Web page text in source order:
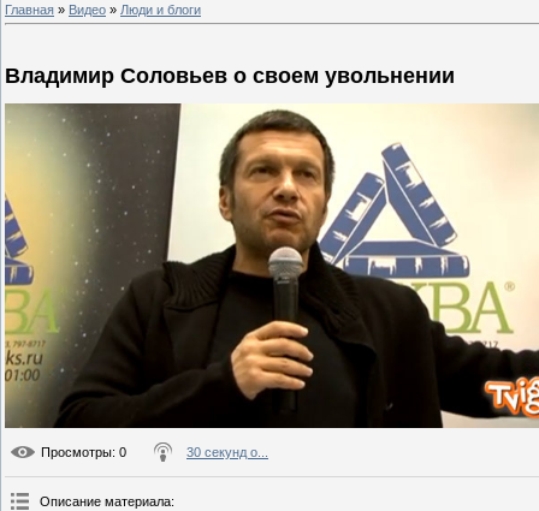
Главная » Видео » Люди и блоги
Владимир Соловьев o своем увольнении
Просмотры: 0 30 секунд о...
Описание материала: